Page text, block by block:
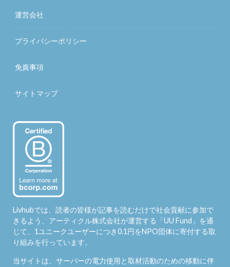
運営会社
プライバシーポリシー
免責事項
サイトマップ
Livhubでは、読者の皆様が記事を読むだけで社会貢献に参加で
きるよう、アーティクル株式会社が運営する「UU Fund 」を通
じて、1ユニークユーザーにつき0.1円をNPO団体に寄付する取
り組みを行っています。
当サイトは、サーバーの電力使用と取材活動のための移動に伴